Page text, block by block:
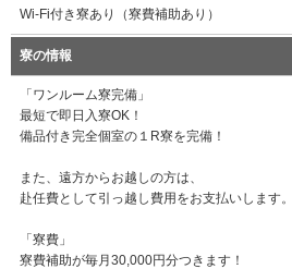
Wi-Fi付き寮あり（寮費補助あり）
寮の情報
「ワンルーム寮完備」
最短で即日入寮OK！
備品付き完全個室の１R寮を完備！
また、遠方からお越しの方は、
赴任費として引っ越し費用をお支払いします。
「寮費」
寮費補助が毎月30,000円分つきます！